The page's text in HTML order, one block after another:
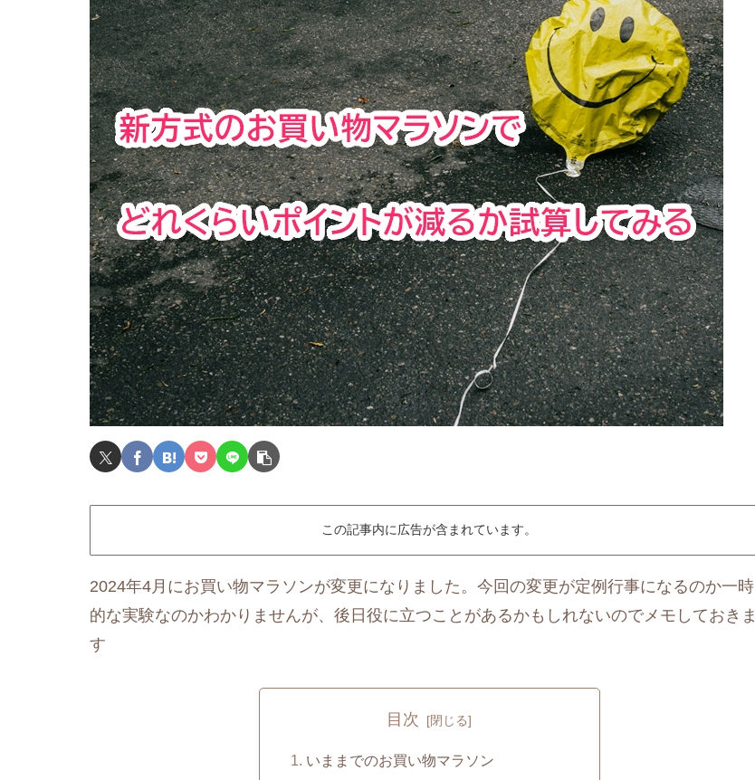
この記事内に広告が含まれています。
2024年4月にお買い物マラソンが変更になりました。今回の変更が定例行事になるのか一時
的な実験なのかわかりませんが、後日役に立つことがあるかもしれないのでメモしておきま
す
目次
いままでのお買い物マラソン